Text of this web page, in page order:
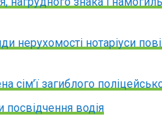
нерухомості нотаріуси
сім’ї загиблого
посвідчення водія